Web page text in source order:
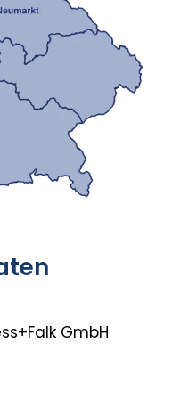
GmbH